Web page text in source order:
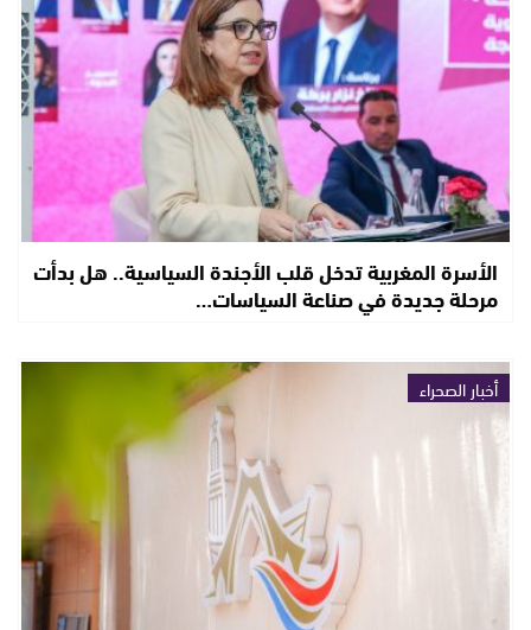
الأسرة المغربية تدخل قلب الأجندة السياسية.. هل بدأت
مرحلة جديدة في صناعة السياسات…
أخبار الصحراء